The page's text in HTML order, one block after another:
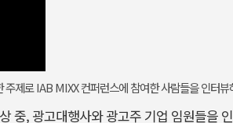
주제로 IAB MIXX 컨퍼런스에 참여한 사람들을 인터
중, 광고대행사와 광고주 기업 임원들을